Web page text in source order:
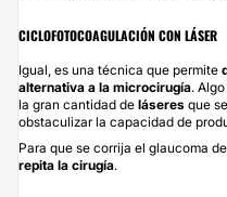
CICLOFOTOCOAGULACIÓN CON LÁSER
Igual, es una técnica que permite
alternativa a la microcirugía.
la gran cantidad de láseres que
obstaculizar la capacidad de
Para que se corrija el glaucoma
repita la cirugía.